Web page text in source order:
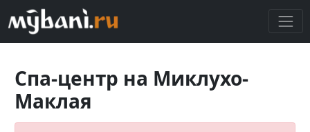
Спа-центр на Миклухо-
Маклая